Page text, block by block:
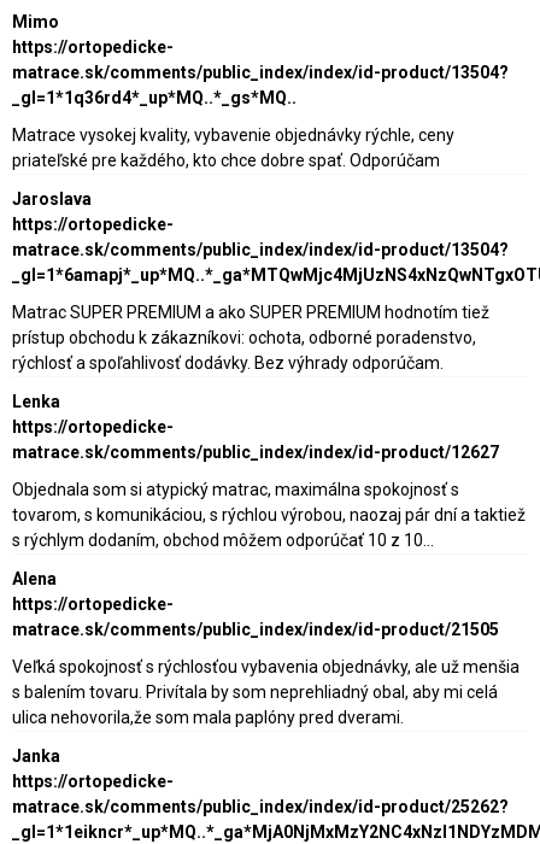
Mimo
https://ortopedicke-
matrace.sk/comments/public_index/index/id-product/13504?
_gl=1*1q36rd4*_up*MQ..*_gs*MQ..
Matrace vysokej kvality, vybavenie objednávky rýchle, ceny
priateľské pre každého, kto chce dobre spať. Odporúčam
Jaroslava
https://ortopedicke-
matrace.sk/comments/public_index/index/id-product/13504?
Matrac SUPER PREMIUM a ako SUPER PREMIUM hodnotím tiež
prístup obchodu k zákazníkovi: ochota, odborné poradenstvo,
rýchlosť a spoľahlivosť dodávky. Bez výhrady odporúčam.
Lenka
https://ortopedicke-
matrace.sk/comments/public_index/index/id-product/12627
Objednala som si atypický matrac, maximálna spokojnosť s
tovarom, s komunikáciou, s rýchlou výrobou, naozaj pár dní a taktiež
s rýchlym dodaním, obchod môžem odporúčať 10 z 10...
Alena
https://ortopedicke-
matrace.sk/comments/public_index/index/id-product/21505
Veľká spokojnosť s rýchlosťou vybavenia objednávky, ale už menšia
s balením tovaru. Privítala by som neprehliadný obal, aby mi celá
ulica nehovorila,že som mala paplóny pred dverami.
Janka
https://ortopedicke-
matrace.sk/comments/public_index/index/id-product/25262?